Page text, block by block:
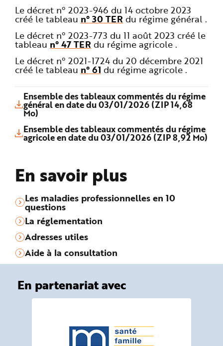
Le décret n° 2023-946 du 14 octobre 2023
créé le tableau n° 30 TER du régime général .
Le décret n° 2023-773 du 11 août 2023 créé le
tableau n° 47 TER du régime agricole .
Le décret n° 2021-1724 du 20 décembre 2021
créé le tableau n° 61 du régime agricole .
Ensemble des tableaux commentés du régime
général en date du 03/01/2026 (ZIP 14,68
Mo)
Ensemble des tableaux commentés du régime
agricole en date du 03/01/2026 (ZIP 8,92 Mo)
En savoir plus
Les maladies professionnelles en 10
questions
La réglementation
Adresses utiles
Aide à la consultation
En partenariat avec